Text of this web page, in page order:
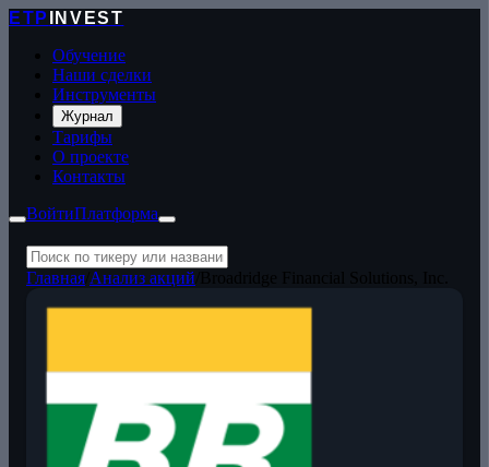
ETP
INVEST
Обучение
Наши сделки
Инструменты
Журнал
Тарифы
О проекте
Контакты
ВойтиПлатформа
Главная Анализ акций